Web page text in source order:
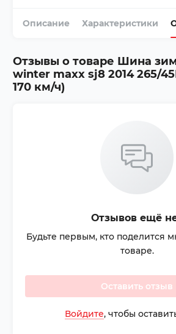
Описание Характеристики
Отзывы о товаре Шина
winter maxx sj8 2014 265/
170 км/ч)
Отзывов ещё
Будьте первым, кто поделится
товаре.
Оставить отзыв
Войдите, чтобы